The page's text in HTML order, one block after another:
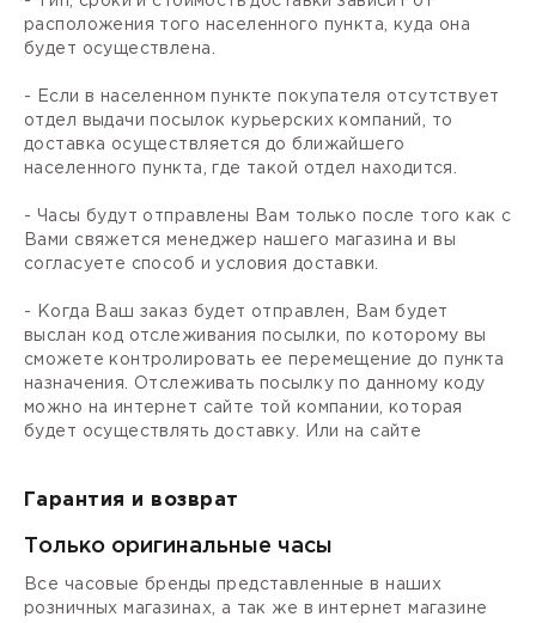
расположения того населенного пункта, куда она
будет осуществлена.
- Если в населенном пункте покупателя отсутствует
отдел выдачи посылок курьерских компаний, то
доставка осуществляется до ближайшего
населенного пункта, где такой отдел находится.
- Часы будут отправлены Вам только после того как с
Вами свяжется менеджер нашего магазина и вы
согласуете способ и условия доставки.
- Когда Ваш заказ будет отправлен, Вам будет
выслан код отслеживания посылки, по которому вы
сможете контролировать ее перемещение до пункта
назначения. Отслеживать посылку по данному коду
можно на интернет сайте той компании, которая
будет осуществлять доставку. Или на сайте
Гарантия и возврат
Только оригинальные часы
Все часовые бренды представленные в наших
розничных магазинах, а так же в интернет магазине